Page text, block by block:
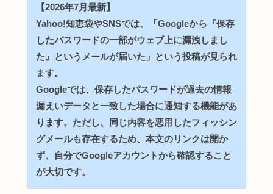
【2026年7月最新】
Yahoo!知恵袋やSNSでは、「Googleから『保存
したパスワードの一部がウェブ上に漏洩しまし
た』というメールが届いた」という投稿が見られ
ます。
Googleでは、保存したパスワードが過去の情報
漏えいデータと一致した場合に通知する機能があ
ります。ただし、同じ内容を悪用したフィッシン
グメールも存在するため、本文のリンクは開か
ず、自分でGoogleアカウントから確認すること
が大切です。